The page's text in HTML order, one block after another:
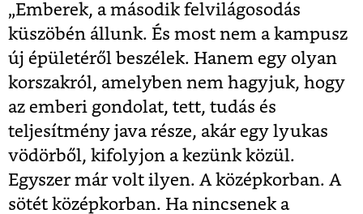
„Emberek, a második felvilágosodás
küszöbén állunk. És most nem a kampusz
új épületéről beszélek. Hanem egy olyan
korszakról, amelyben nem hagyjuk, hogy
az emberi gondolat, tett, tudás és
teljesítmény java része, akár egy lyukas
vödörből, kifolyjon a kezünk közül.
Egyszer már volt ilyen. A középkorban. A
sötét középkorban. Ha nincsenek a